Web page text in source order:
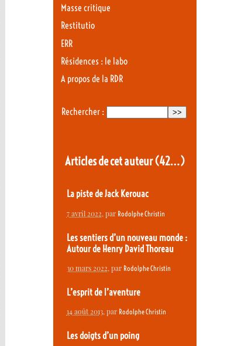
Masse critique
Restitutio
ERR
Résidences : le labo
A propos de la RDR
Rechercher :
Articles de cet auteur(42…)
La piste de Jack Kerouac
7 avril 2022, par Rodolphe Christin
Les sentiers d’un nouveau monde :
Autour de Henry David Thoreau
30 mars 2022, par Rodolphe Christin
L’esprit de l’aventure
14 août 2013, par Rodolphe Christin
Les doigts d’un poing